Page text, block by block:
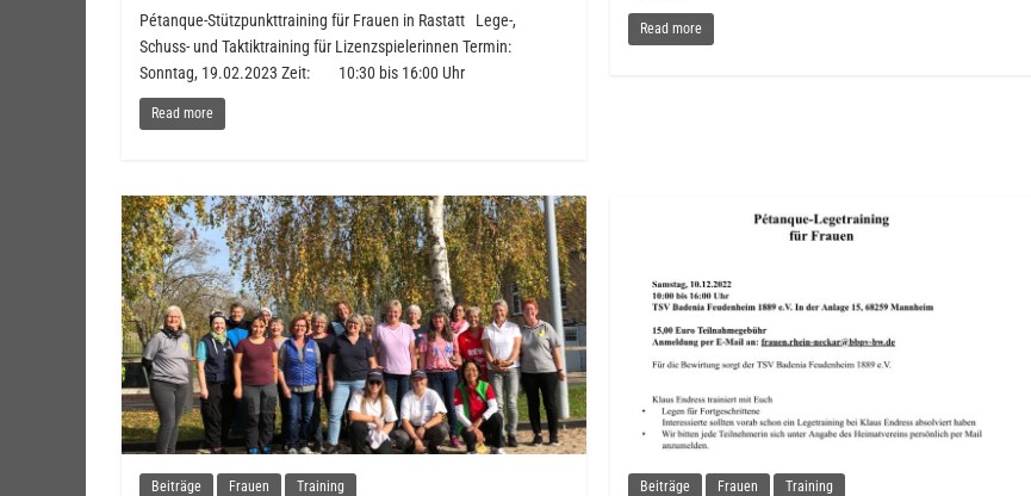
Pétanque-Stützpunkttraining für Frauen in Rastatt Lege-,
Schuss- und Taktiktraining für Lizenzspielerinnen Termin:
Sonntag, 19.02.2023 Zeit: 10:30 bis 16:00 Uhr
Read more
Read more
Beiträge Frauen Training Beiträge Frauen Training